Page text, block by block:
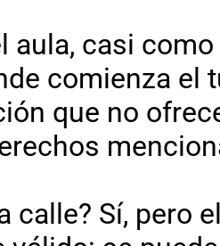
aula, casi como
comienza el
que no
calle? Sí, pero el